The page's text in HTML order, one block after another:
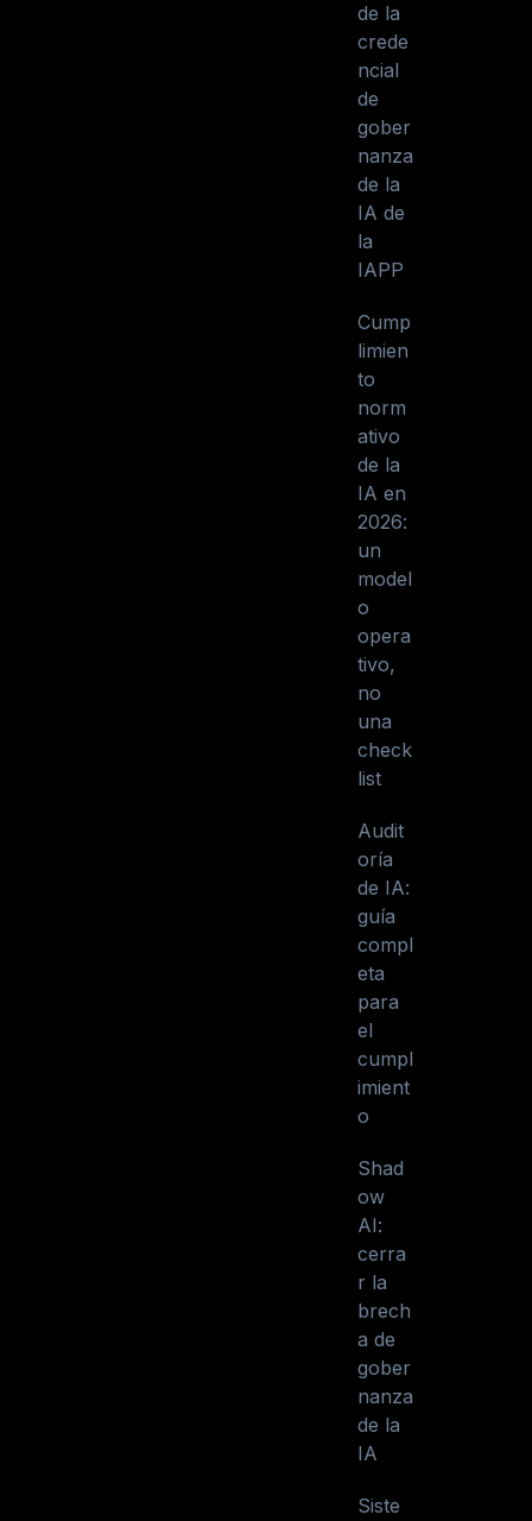
de la
crede
ncial
de
gober
nanza
de la
IA de
la
IAPP
Cump
limien
to
norm
ativo
de la
IA en
2026:
un
model
o
opera
tivo,
no
una
check
list
Audit
oría
de IA:
guía
compl
eta
para
el
cumpl
imient
o
Shad
ow
AI:
cerra
r la
brech
a de
gober
nanza
de la
IA
Siste